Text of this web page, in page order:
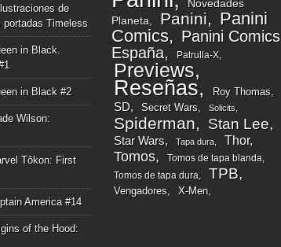
de
Timeless
in Black.
in Black #2
Wilson:
Tôkon: First
America #14
of the Hood:
Novedades
Planeta
Panini
Panini
Comics
Panini Comics
España
Patrulla-X
Previews
Reseñas Roy Thomas
SD Secret Wars Solicits
Spiderman Stan Lee
Star Wars Tapa dura Thor
Tomos
Tomos de tapa blanda
Tomos de tapa dura
TPB
Vengadores X-Men